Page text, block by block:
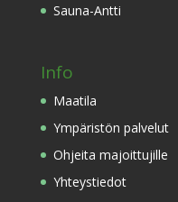
Sauna-Antti
Info
Maatila
Ympäristön palvelut
Ohjeita majoittujille
Yhteystiedot